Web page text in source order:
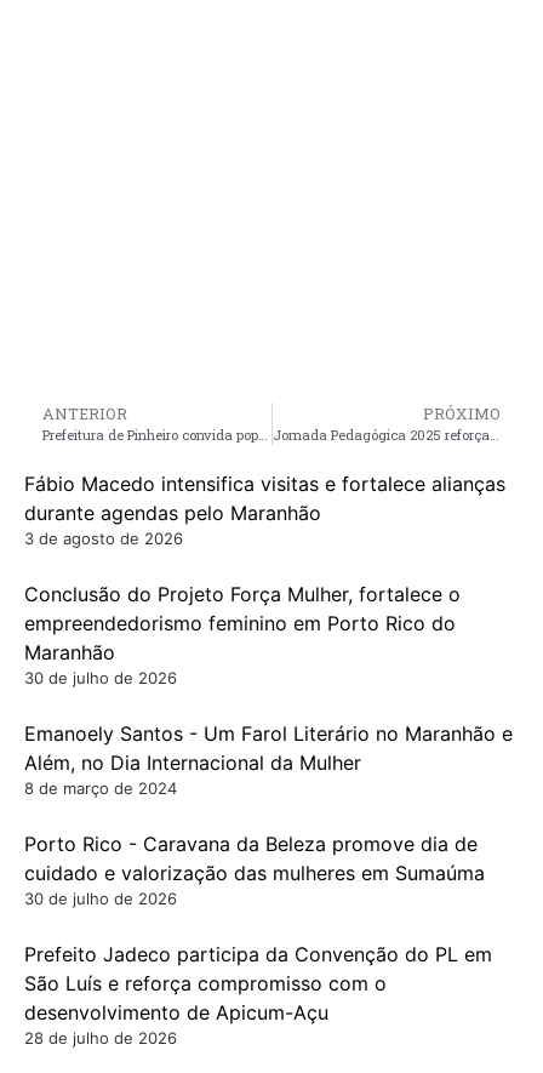
ANTERIOR PRÓXIMO
Fábio Macedo intensifica visitas e fortalece alianças
durante agendas pelo Maranhão
3 de agosto de 2026
Conclusão do Projeto Força Mulher, fortalece o
empreendedorismo feminino em Porto Rico do
Maranhão
30 de julho de 2026
Emanoely Santos - Um Farol Literário no Maranhão e
Além, no Dia Internacional da Mulher
8 de março de 2024
Porto Rico - Caravana da Beleza promove dia de
cuidado e valorização das mulheres em Sumaúma
30 de julho de 2026
Prefeito Jadeco participa da Convenção do PL em
São Luís e reforça compromisso com o
desenvolvimento de Apicum-Açu
28 de julho de 2026